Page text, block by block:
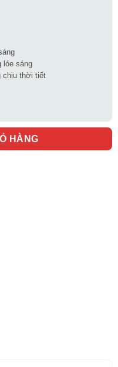
lóe sáng
chịu thời tiết
HÀNG